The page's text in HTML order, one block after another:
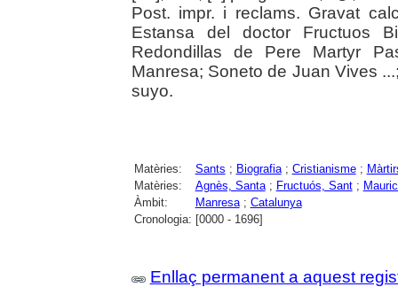
Post. impr. i reclams. Gravat
Estansa del doctor Fructuos
Redondillas de Pere Martyr
Manresa; Soneto de Juan Vives
suyo.
Matèries: Sants ; Biografia; Cristianisme;
Matèries:
Agnès, Santa; Fructuós, Sant;
Àmbit:
Manresa; Catalunya
Cronologia: [0000 - 1696]
Enllaç permanent a aquest